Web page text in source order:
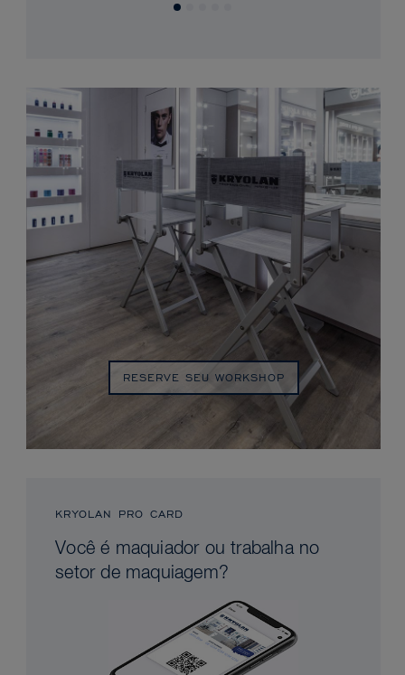
RESERVE SEU WORKSHOP
KRYOLAN PRO CARD
Você é maquiador ou trabalha no
setor de maquiagem?